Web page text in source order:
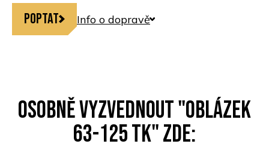
Poptat Info o dopravě
Osobně vyzvednout "Oblázek
63-125 TK" zde: